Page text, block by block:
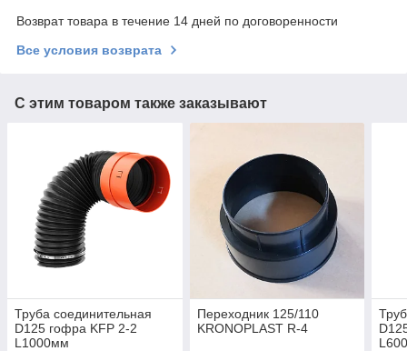
Возврат товара в течение 14 дней по договоренности
Все условия возврата
С этим товаром также заказывают
Труба соединительная
D125 гофра KFP 2-2
L1000мм
Переходник 125/110
KRONOPLAST R-4